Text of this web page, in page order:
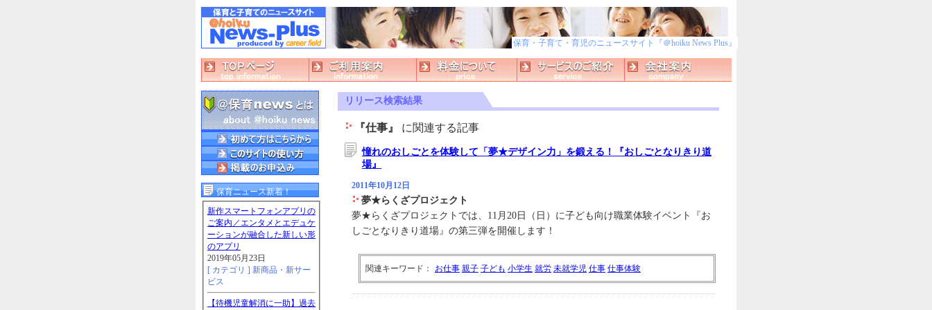
保育・子育て・育児のニュースサイト『＠hoiku News Plus』
保育ニュース新着！
新作スマートフォンアプリの
ご案内／エンタメとエデュケ
ーションが融合した新しい形
のアプリ
2019年05月23日
[ カテゴリ ] 新商品・新サー
ビス
【待機児童解消に一助】過去
リリース検索結果
『仕事』 に関連する記事
憧れのおしごとを体験して「夢★デザイン力」を鍛える！『おしごとなりきり道
場』
2011年10月12日
夢★らくざプロジェクト
夢★らくざプロジェクトでは、11月20日（日）に子ども向け職業体験イベント『お
しごとなりきり道場』の第三弾を開催します！
関連キーワード： お仕事 親子 子ども 小学生 就労 未就学児 仕事 仕事体験